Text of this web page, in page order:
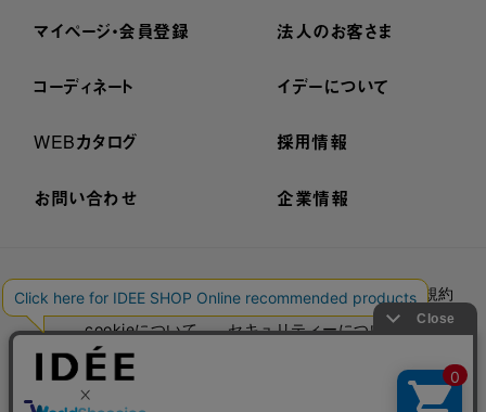
マイページ・会員登録
コーディネート
WEBカタログ
お問い合わせ
法人のお客さま
イデーについて
採用情報
企業情報
プライバシーポリシー 外部送信ポリシー
ご利用規約
cookieについて
セキュリティーについて
特定商取引法に基づく表示
古物営業法に基づく表示